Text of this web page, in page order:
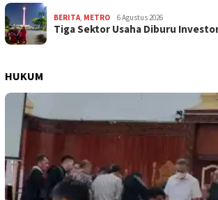
BERITA, METRO 6 Agustus 2026
Tiga Sektor Usaha Diburu
HUKUM